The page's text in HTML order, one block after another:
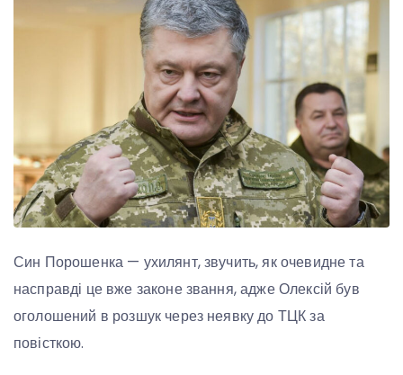
Син Порошенка — ухилянт, звучить, як очевидне та
насправді це вже законе звання, адже Олексій був
оголошений в розшук через неявку до ТЦК за
повісткою.